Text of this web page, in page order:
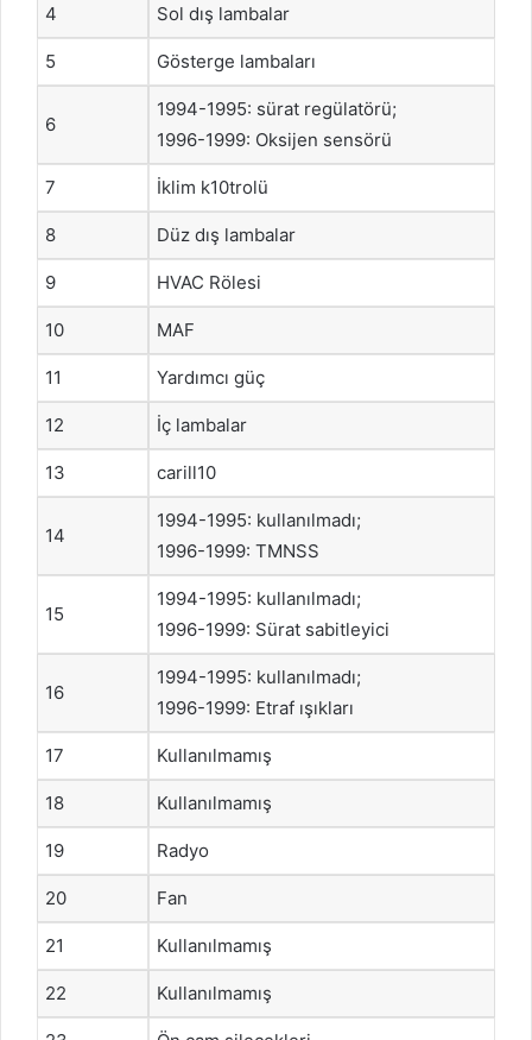
4 Sol dış lambalar
5 Gösterge lambaları
6
1994-1995: sürat regülatörü;
1996-1999: Oksijen sensörü
7 İklim k10trolü
8 Düz dış lambalar
9 HVAC Rölesi
10 MAF
11 Yardımcı güç
12 İç lambalar
13 carill10
14
1994-1995: kullanılmadı;
1996-1999: TMNSS
15
1994-1995: kullanılmadı;
1996-1999: Sürat sabitleyici
16
1994-1995: kullanılmadı;
1996-1999: Etraf ışıkları
17 Kullanılmamış
18 Kullanılmamış
19 Radyo
20 Fan
21 Kullanılmamış
22 Kullanılmamış